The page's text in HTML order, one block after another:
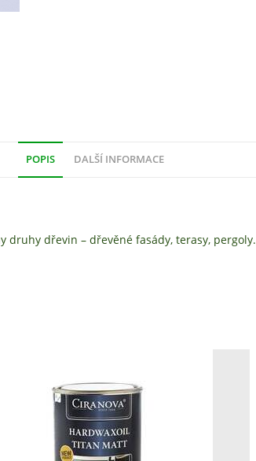
POPIS DALŠÍ INFORMACE
druhy dřevin – dřevěné fasády, terasy, pergoly.